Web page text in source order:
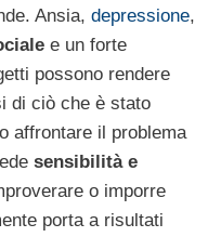
Ansia, depressione,
e un forte
possono rendere
di ciò che è stato
affrontare il problema
sensibilità e
o imporre
porta a risultati